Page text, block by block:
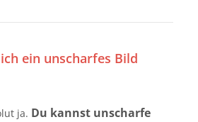
ein unscharfes Bild
ja. Du kannst unscharfe